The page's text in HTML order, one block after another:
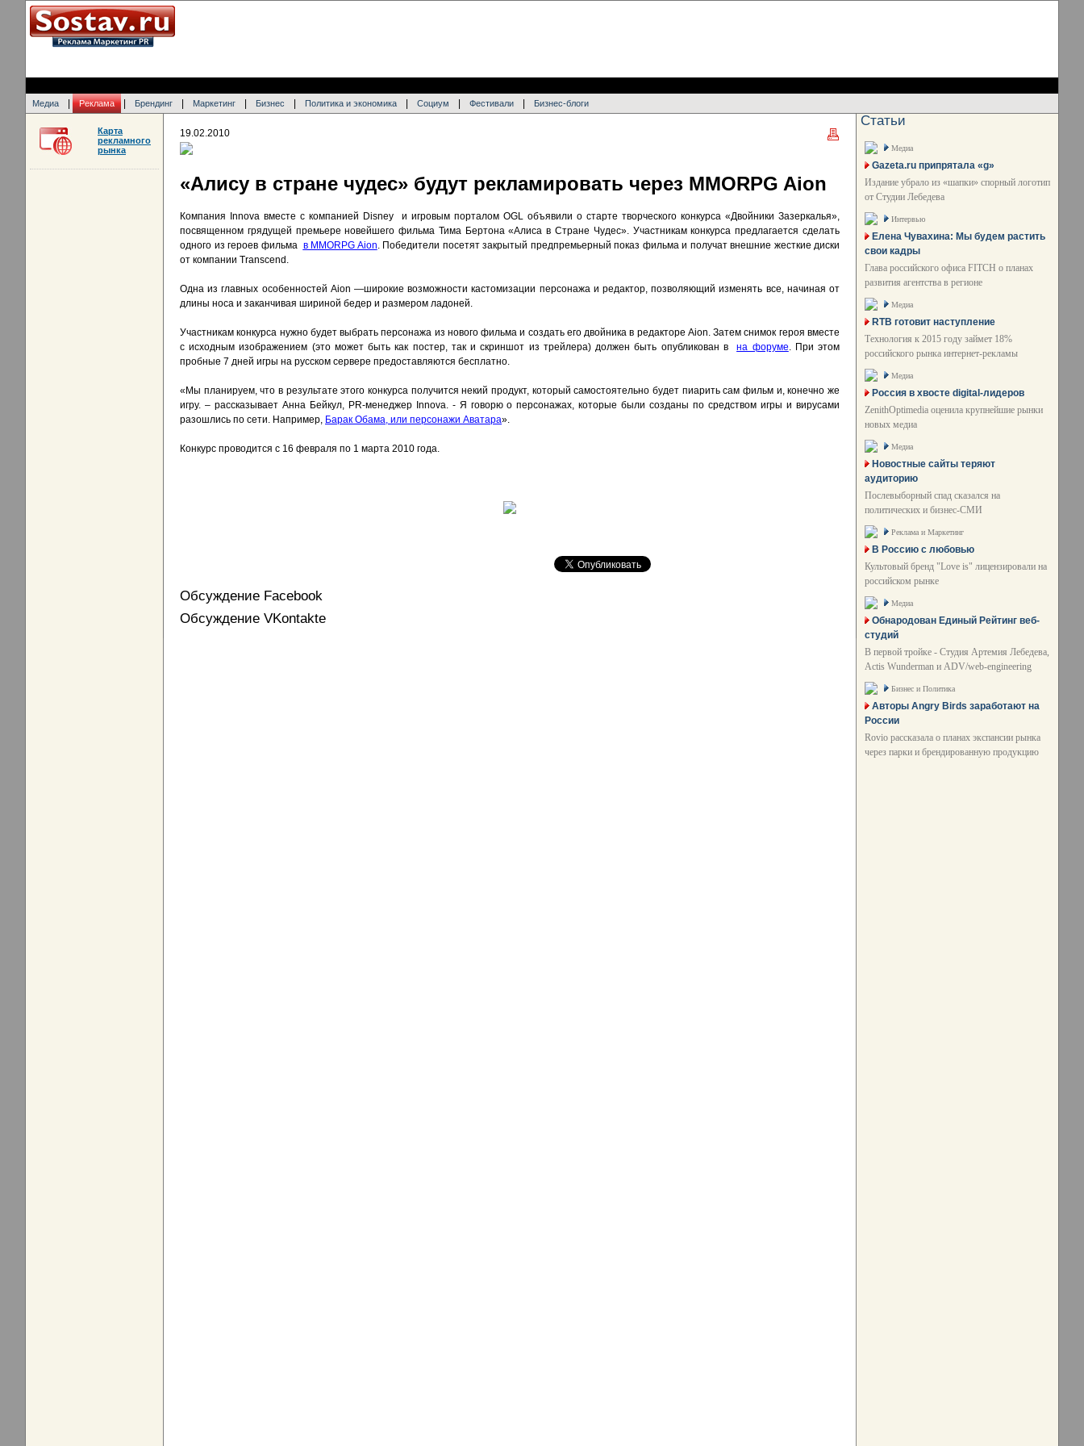
Медиа Реклама Брендинг Маркетинг Бизнес Политика и экономика Социум Фестивали Бизнес-блоги
19.02.2010
«Алису в стране чудес» будут рекламировать через MMORPG Aion
Компания Innova вместе с компанией Disney и игровым порталом OGL объявили о старте творческого конкурса «Двойники Зазеркалья»,
посвященном грядущей премьере новейшего фильма Тима Бертона «Алиса в Стране Чудес». Участникам конкурса предлагается сделать
одного из героев фильма в MMORPG Aion. Победители посетят закрытый предпремьерный показ фильма и получат внешние жесткие диски
от компании Transcend.
Одна из главных особенностей Aion —широкие возможности кастомизации персонажа и редактор, позволяющий изменять все, начиная от
длины носа и заканчивая шириной бедер и размером ладоней.
Участникам конкурса нужно будет выбрать персонажа из нового фильма и создать его двойника в редакторе Aion. Затем снимок героя вместе
с исходным изображением (это может быть как постер, так и скриншот из трейлера) должен быть опубликован вна форуме. При этом
пробные 7 дней игры на русском сервере предоставляются бесплатно.
«Мы планируем, что в результате этого конкурса получится некий продукт, который самостоятельно будет пиарить сам фильм и, конечно же
игру. – рассказывает Анна Бейкул, PR-менеджер Innova. - Я говорю о персонажах, которые были созданы по средством игры и вирусами
разошлись по сети. Например, Барак Обама, или персонажи Аватара».
Конкурс проводится с 16 февраля по 1 марта 2010 года.
Обсуждение Facebook
Обсуждение VKontakte
Карта
рекламного
рынка
Статьи
Медиа
Gazeta.ru припрятала «g»
Издание убрало из «шапки» спорный логотип
от Студии Лебедева
Интервью
Елена Чувахина: Мы будем растить
свои кадры
Глава российского офиса FITCH о планах
развития агентства в регионе
Медиа
RTB готовит наступление
Технология к 2015 году займет 18%
российского рынка интернет-рекламы
Медиа
Россия в хвосте digital-лидеров
ZenithOptimedia оценила крупнейшие рынки
новых медиа
Медиа
Новостные сайты теряют
аудиторию
Послевыборный спад сказался на
политических и бизнес-СМИ
Реклама и Маркетинг
В Россию с любовью
Культовый бренд "Love is" лицензировали на
российском рынке
Медиа
Обнародован Единый Рейтинг веб-
студий
В первой тройке - Студия Артемия Лебедева,
Actis Wunderman и ADV/web-engineering
Бизнес и Политика
Авторы Angry Birds заработают на
России
Rovio рассказала о планах экспансии рынка
через парки и брендированную продукцию